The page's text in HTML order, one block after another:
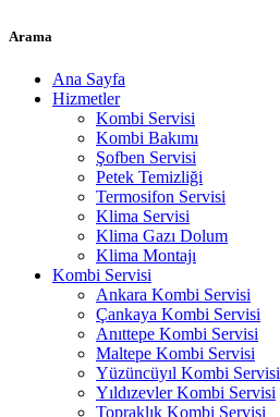
Arama
Ana Sayfa
Hizmetler
Kombi Servisi
Kombi Bakımı
Şofben Servisi
Petek Temizliği
Termosifon Servisi
Klima Servisi
Klima Gazı Dolum
Klima Montajı
Kombi Servisi
Ankara Kombi Servisi
Çankaya Kombi Servisi
Anıttepe Kombi Servisi
Maltepe Kombi Servisi
Yüzüncüyıl Kombi Servisi
Yıldızevler Kombi Servisi
Topraklık Kombi Servisi